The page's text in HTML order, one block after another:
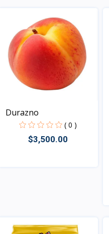
Durazno
( 0 )
$3,500.00